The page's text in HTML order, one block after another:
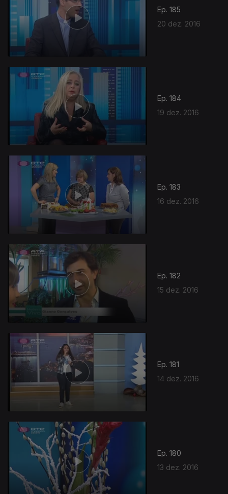
Ep. 185
20 dez. 2016
Ep. 184
19 dez. 2016
Ep. 183
16 dez. 2016
Ep. 182
15 dez. 2016
Ep. 181
14 dez. 2016
264189
Ep. 180
13 dez. 2016